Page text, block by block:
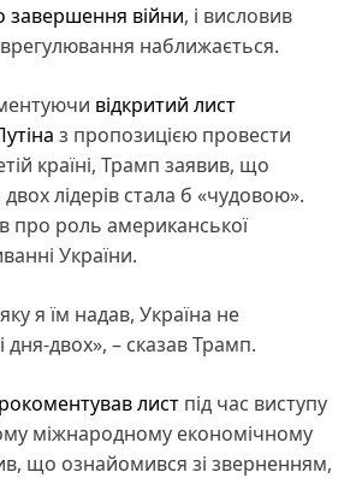
завершення війни, і висловив
наближається.
відкритий лист
з пропозицією провести
країні, Трамп заявив, що
лідерів стала б «чудовою».
про роль американської
України.
яку я їм надав, Україна не
двох», – сказав Трамп.
лист під час виступу
міжнародному економічному
що ознайомився зі зверненням,